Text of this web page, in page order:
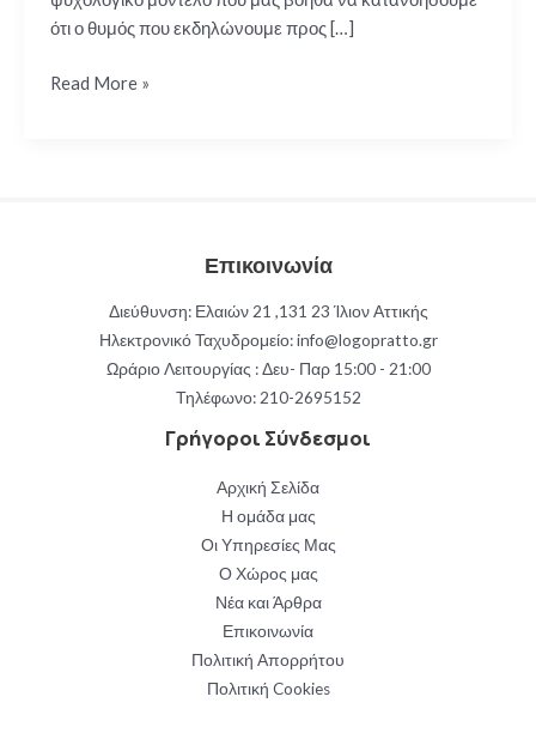
ότι ο θυμός που εκδηλώνουμε προς […]
Το
Read More »
Επικοινωνία
Διεύθυνση: Ελαιών 21 ,131 23 Ίλιον Αττικής
Ηλεκτρονικό Ταχυδρομείο: info@logopratto.gr
Ωράριο Λειτουργίας : Δευ- Παρ 15:00 - 21:00
Τηλέφωνο:210-2695152
Γρήγοροι Σύνδεσμοι
Αρχική Σελίδα
Η ομάδα μας
Οι Υπηρεσίες Μας
Ο Χώρος μας
Νέα και Άρθρα
Επικοινωνία
Πολιτική Απορρήτου
Πολιτική Cookies